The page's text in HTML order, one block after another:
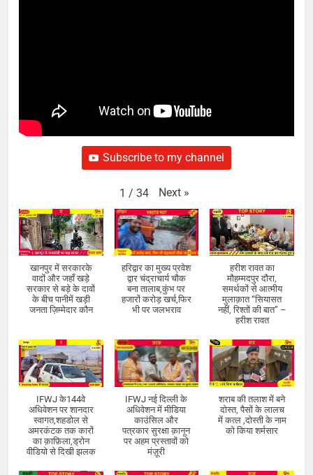
Subscribe to my channel
1 / 34 Next »
खानपुर में सरकारके
वादों और जहाँ खड़े
सरकार से बड़े के दावों
के बीच पानीमें खड़ी
जनता ज़िम्मेदार कौन
हरिद्वार का मुख्य प्रवेश
द्वार चंद्राचार्य चौक
बना तालाब,कुंभ पर
हजारों करोड़ खर्च,फिर
भी पर जलभराव
हरीश रावत का
मौहम्मदपुर दौरा,
समर्थकों से आत्मीय
मुलाक़ात “सियासत
नहीं, रिश्तों की बात” –
हरीश रावत
IFWJ के144वे
अधिवेशन पर शानदार
स्वागत,शहडोल से
अमरकंटक तक कारों
का क़ाफ़िला,ड्रोन
वीडियो से दिखी झलक
IFWJ नई दिल्ली के
अधिवेशन में मीडिया
काउंसिल और
पत्रकार सुरक्षा क़ानून
पर अहम प्रस्तावों को
मंज़ूरी
शराब की तलाश में बने
दोस्त, पैसों के लालच
में कत्ल ,दोस्ती के नाम
को किया शर्मसार